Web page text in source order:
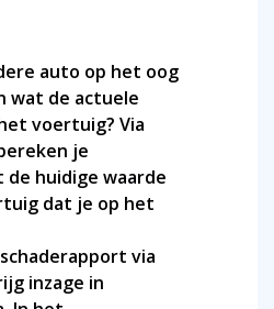
auto op het oog
wat de actuele
voertuig? Via
je
de huidige waarde
dat je op het
via
inzage in